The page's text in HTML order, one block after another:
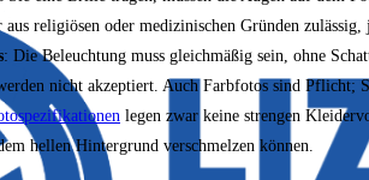
religiösen oder medizinischen Gründen
: Die Beleuchtung muss gleichmäßig sein, ohne
nicht akzeptiert. Auch Farbfotos sind Pflicht;
legen zwar keine strengen
hellen Hintergrund verschmelzen können.